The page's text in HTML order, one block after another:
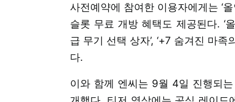
사전예약에 참여한 이용자에게는 ‘
슬롯 무료 개방 혜택도 제공된다. ‘
급 무기 선택 상자’, ‘+7 숨겨진 마족
다.
이와 함께 엔씨는 9월 4일 진행되